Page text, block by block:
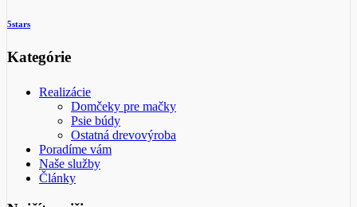
5stars
Kategórie
Realizácie
Domčeky pre mačky
Psie búdy
Ostatná drevovýroba
Poradíme vám
Naše služby
Články